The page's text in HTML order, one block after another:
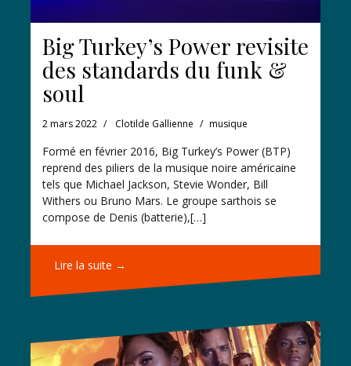
Big Turkey’s Power revisite
des standards du funk &
soul
2 mars 2022 Clotilde Gallienne musique
Formé en février 2016, Big Turkey’s Power (BTP)
reprend des piliers de la musique noire américaine
tels que Michael Jackson, Stevie Wonder, Bill
Withers ou Bruno Mars. Le groupe sarthois se
compose de Denis (batterie),[…]
Lire la suite →